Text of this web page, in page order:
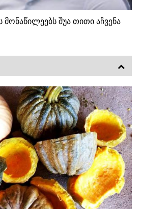
მონაწილეებს შუა თითი აჩვენა